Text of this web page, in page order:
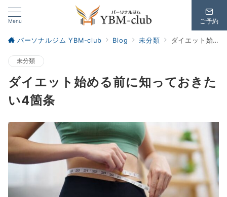
Menu ご予約
パーソナルジム YBM-club Blog 未分類 ダイエット始める前に知っておきたい4箇条
未分類
ダイエット始める前に知っておきた
い4箇条